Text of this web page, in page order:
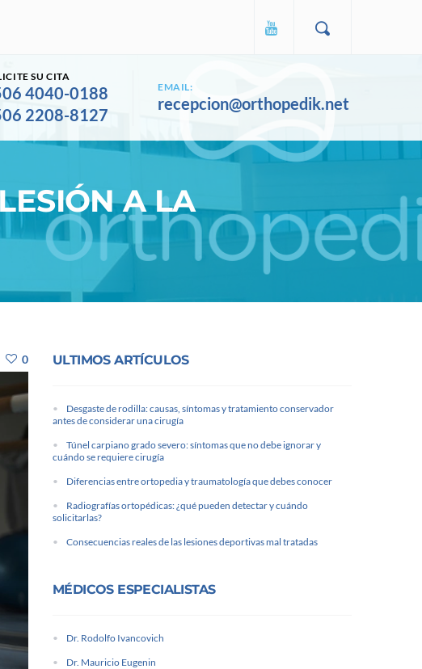
SU CITA
4040-0188
2208-8127
EMAIL:
recepcion@orthopedik.net
A LA
0 ULTIMOS ARTÍCULOS
Desgaste de rodilla: causas, síntomas y tratamiento conservador
antes de considerar una cirugía
Túnel carpiano grado severo: síntomas que no debe ignorar y
cuándo se requiere cirugía
Diferencias entre ortopedia y traumatología que debes conocer
Radiografías ortopédicas: ¿qué pueden detectar y cuándo
solicitarlas?
Consecuencias reales de las lesiones deportivas mal tratadas
MÉDICOS ESPECIALISTAS
Dr. Rodolfo Ivancovich
Dr. Mauricio Eugenin